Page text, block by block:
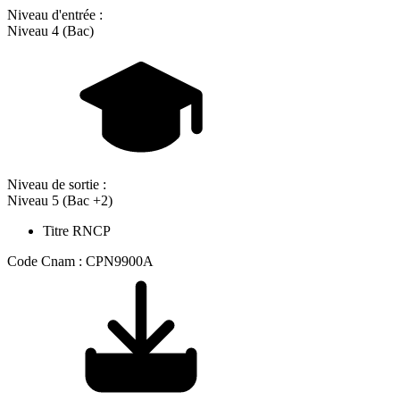
Niveau d'entrée :
Niveau 4 (Bac)
Niveau de sortie :
Niveau 5 (Bac +2)
Titre RNCP
Code Cnam : CPN9900A